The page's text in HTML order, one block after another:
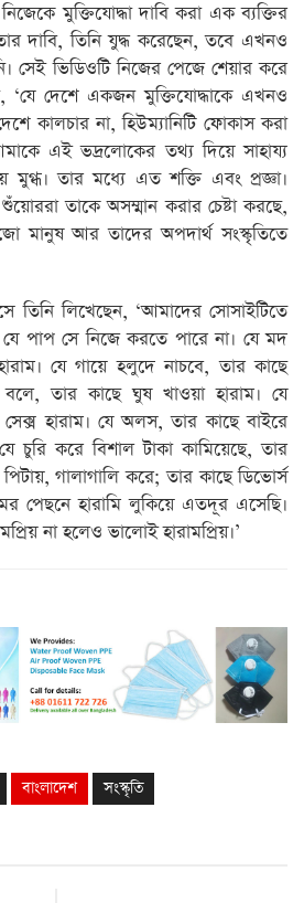
মুক্তিযোদ্ধা দাবি করা এক ব্যক্তির
দাবি, তিনি যুদ্ধ করেছেন, তবে এখনও
সেই ভিডিওটি নিজের পেজে শেয়ার করে
‘যে দেশে একজন মুক্তিযোদ্ধাকে এখনও
কালচার না, হিউম্যানিটি ফোকাস করা
এই ভদ্রলোকের তথ্য দিয়ে সাহায্য
তার মধ্যে এত শক্তি এবং প্রজ্ঞা।
তাকে অসম্মান করার চেষ্টা করছে,
মানুষ আর তাদের অপদার্থ সংস্কৃতিতে
তিনি লিখেছেন, ‘আমাদের সোসাইটিতে
পাপ সে নিজে করতে পারে না। যে মদ
যে গায়ে হলুদে নাচবে, তার কাছে
বলে, তার কাছে ঘুষ খাওয়া হারাম। যে
হারাম। যে অলস, তার কাছে বাইরে
চুরি করে বিশাল টাকা কামিয়েছে, তার
গালাগালি করে; তার কাছে ডিভোর্স
পেছনে হারামি লুকিয়ে এতদূর এসেছি।
না হলেও ভালোই হারামপ্রিয়।’
বাংলাদেশ সংস্কৃতি